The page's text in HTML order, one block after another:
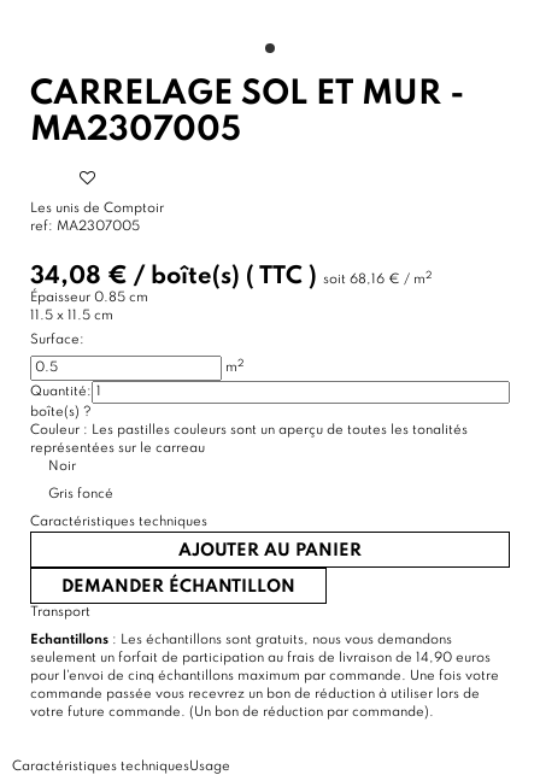
CARRELAGE SOL ET MUR -
MA2307005
Les unis de Comptoir
ref: MA2307005
34,08 € / boîte(s) ( TTC ) soit 68,16 € / m2
Épaisseur 0.85 cm
11.5 x 11.5 cm
Surface:
m2
Quantité:
boîte(s) ?
Couleur : Les pastilles couleurs sont un aperçu de toutes les tonalités
représentées sur le carreau
Noir
Gris foncé
Caractéristiques techniques
AJOUTER AU PANIER
DEMANDER ÉCHANTILLON
Transport
Echantillons : Les échantillons sont gratuits, nous vous demandons
seulement un forfait de participation au frais de livraison de 14,90 euros
pour l'envoi de cinq échantillons maximum par commande. Une fois votre
commande passée vous recevrez un bon de réduction à utiliser lors de
votre future commande. (Un bon de réduction par commande).
Caractéristiques techniquesUsage